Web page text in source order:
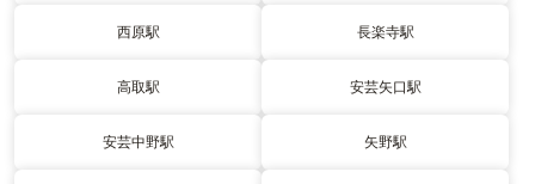
西原駅 長楽寺駅
高取駅 安芸矢口駅
安芸中野駅 矢野駅